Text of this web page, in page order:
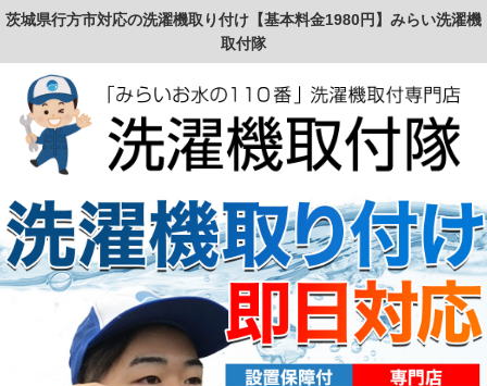
茨城県行方市対応の洗濯機取り付け【基本料金1980円】みらい洗濯機
取付隊